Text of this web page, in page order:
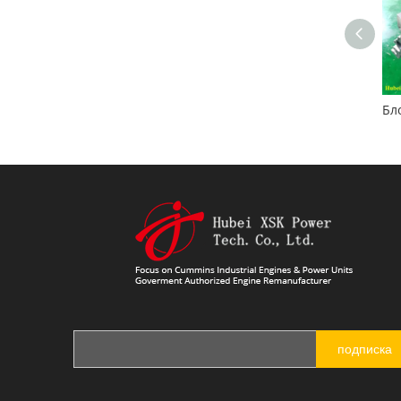
Блок цилиндров двигателя Cummins QSB5.9
подписка